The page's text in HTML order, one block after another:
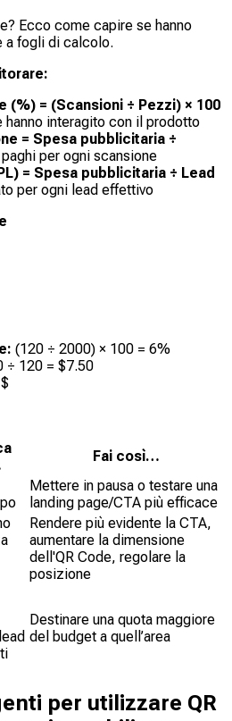
Ecco come capire se hanno
a fogli di calcolo.
(%) = (Scansioni ÷ Pezzi) × 100
interagito con il prodotto
= Spesa pubblicitaria ÷
per ogni scansione
= Spesa pubblicitaria ÷ Lead
per ogni lead effettivo
(120 ÷ 2000) × 100 = 6%
÷ 120 = $7.50
Fai così…
Mettere in pausa o testare una
landing page/CTA più efficace
Rendere più evidente la CTA,
aumentare la dimensione
dell'QR Code, regolare la
posizione
Destinare una quota maggiore
del budget a quell’area
per utilizzare QR